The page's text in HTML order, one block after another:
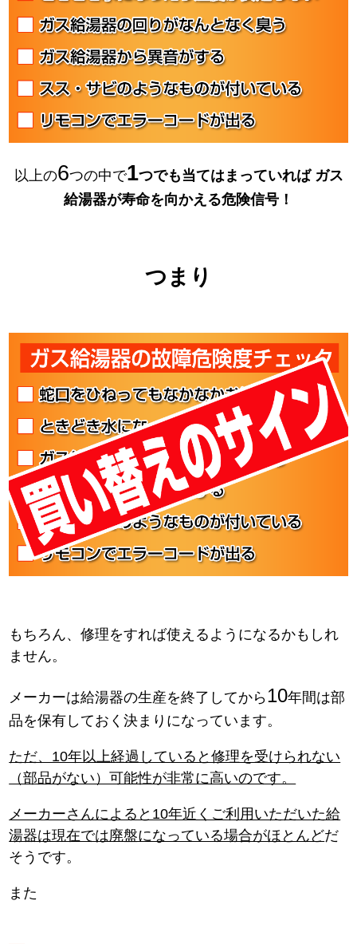
以上の6つの中で1つでも当てはまっていればガス
給湯器が寿命を向かえる危険信号！
つまり
もちろん、修理をすれば使えるようになるかもしれ
ません。
メーカーは給湯器の生産を終了してから10年間は部
品を保有しておく決まりになっています。
ただ、10年以上経過していると修理を受けられない
（部品がない）可能性が非常に高いのです。
メーカーさんによると10年近くご利用いただいた給
湯器は現在では廃盤になっている場合がほとんどだ
そうです。
また